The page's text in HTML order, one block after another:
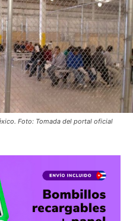
Foto: Tomada del portal oficial